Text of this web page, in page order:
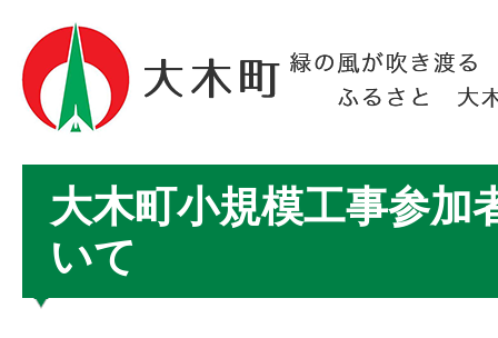
大木町小規模工事参加
いて